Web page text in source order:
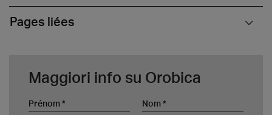
Pages liées
Maggiori info su Orobica
Prénom Nom